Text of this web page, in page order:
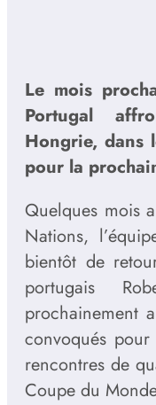
Le mois
Portugal
Hongrie, dans
pour la
Quelques mois
Nations,
bientôt de
portugais
prochainement
convoqués
rencontres de
Coupe du